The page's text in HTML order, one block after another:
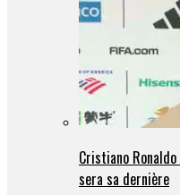
Cristiano
sera sa dernière